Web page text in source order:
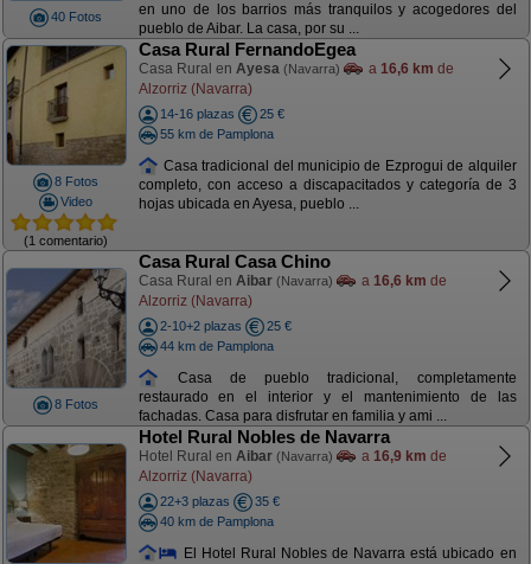
40 Fotos
en uno de los barrios más tranquilos y acogedores del
pueblo de Aibar. La casa, por su ...
8 Fotos
Video
(1 comentario)
Casa Rural FernandoEgea
Casa Rural en Ayesa (Navarra) a 16,6 km de
Alzorriz (Navarra)
14-16 plazas
25 €
55 km de Pamplona
Casa tradicional del municipio de Ezprogui de alquiler
completo, con acceso a discapacitados y categoría de 3
hojas ubicada en Ayesa, pueblo ...
8 Fotos
Casa Rural Casa Chino
Casa Rural en Aibar (Navarra) a 16,6 km de
Alzorriz (Navarra)
2-10+2 plazas
25 €
44 km de Pamplona
Casa de pueblo tradicional, completamente
restaurado en el interior y el mantenimiento de las
fachadas. Casa para disfrutar en familia y ami ...
Hotel Rural Nobles de Navarra
Hotel Rural en Aibar (Navarra) a 16,9 km de
Alzorriz (Navarra)
22+3 plazas
35 €
40 km de Pamplona
El Hotel Rural Nobles de Navarra está ubicado en